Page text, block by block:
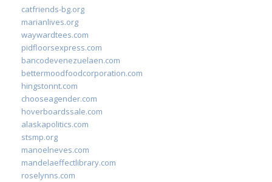
catfriends-bg.org
marianlives.org
waywardtees.com
pidfloorsexpress.com
bancodevenezuelaen.com
bettermoodfoodcorporation.com
hingstonnt.com
chooseagender.com
hoverboardssale.com
alaskapolitics.com
stsmp.org
manoelneves.com
mandelaeffectlibrary.com
roselynns.com